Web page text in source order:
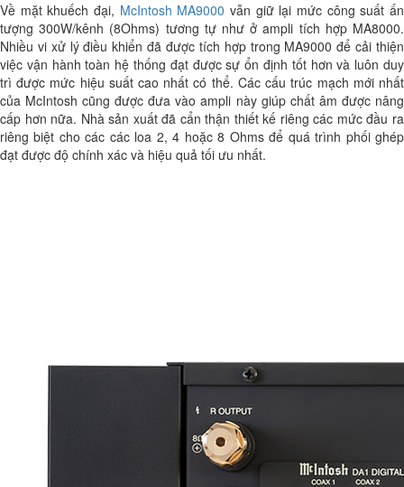
Về mặt khuếch đại, McIntosh MA9000 vẫn giữ lại mức công suất ấn
tượng 300W/kênh (8Ohms) tương tự như ở ampli tích hợp MA8000.
Nhiều vi xử lý điều khiển đã được tích hợp trong MA9000 để cải thiện
việc vận hành toàn hệ thống đạt được sự ổn định tốt hơn và luôn duy
trì được mức hiệu suất cao nhất có thể. Các cấu trúc mạch mới nhất
của McIntosh cũng được đưa vào ampli này giúp chất âm được nâng
cấp hơn nữa. Nhà sản xuất đã cẩn thận thiết kế riêng các mức đầu ra
riêng biệt cho các các loa 2, 4 hoặc 8 Ohms để quá trình phối ghép
đạt được độ chính xác và hiệu quả tối ưu nhất.